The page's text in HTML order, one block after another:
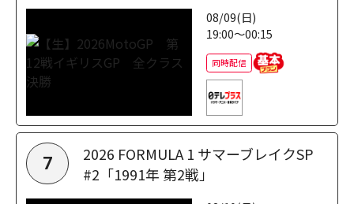
08/09(日)
19:00～00:15
同時配信
7
2026 FORMULA 1 サマーブレイクSP
#2「1991年 第2戦」